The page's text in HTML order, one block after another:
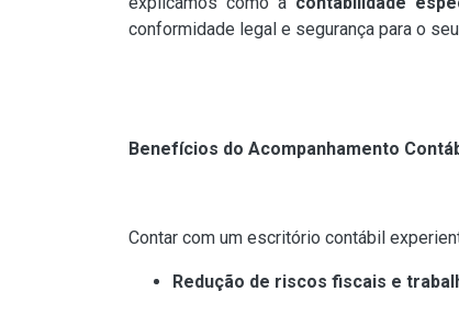
conformidade legal e segurança para o
Benefícios do Acompanhamento
Contar com um escritório contábil
Redução de riscos fiscais e